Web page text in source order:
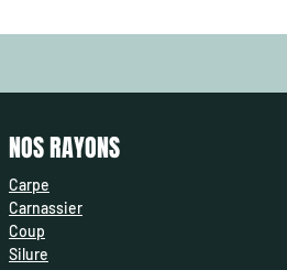
NOS RAYONS
Carpe
Carnassier
Coup
Silure